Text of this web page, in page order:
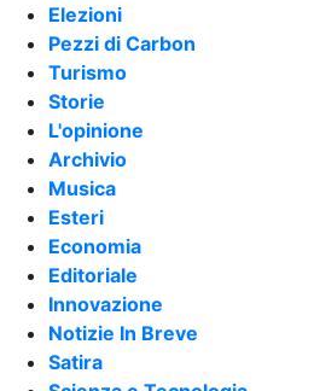
Elezioni
Pezzi di Carbon
Turismo
Storie
L'opinione
Archivio
Musica
Esteri
Economia
Editoriale
Innovazione
Notizie In Breve
Satira